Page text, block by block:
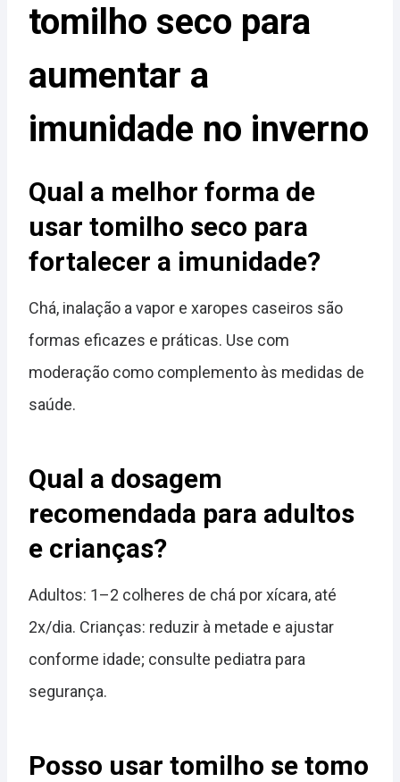
tomilho seco para
aumentar a
imunidade no inverno
Qual a melhor forma de
usar tomilho seco para
fortalecer a imunidade?
Chá, inalação a vapor e xaropes caseiros são
formas eficazes e práticas. Use com
moderação como complemento às medidas de
saúde.
Qual a dosagem
recomendada para adultos
e crianças?
Adultos: 1–2 colheres de chá por xícara, até
2x/dia. Crianças: reduzir à metade e ajustar
conforme idade; consulte pediatra para
segurança.
Posso usar tomilho se tomo